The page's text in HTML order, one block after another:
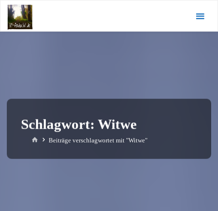
Zum
Inhalt
springen
Schlagwort:Witwe
StartBeiträge verschlagwortet mit "Witwe"